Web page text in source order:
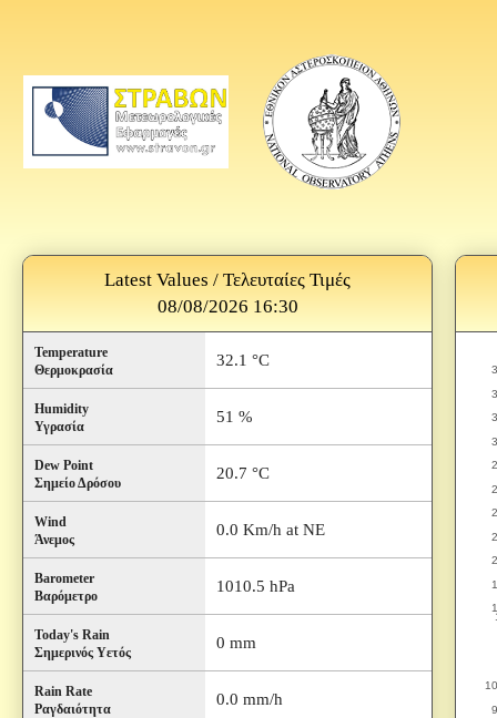
Latest Values / Τελευταίες Τιμές
08/08/2026 16:30
Temperature
Θερμοκρασία
32.1 °C
Humidity
Υγρασία
51 %
Dew Point
Σημείο Δρόσου
20.7 °C
Wind
Άνεμος
0.0 Km/h at NE
Barometer
Βαρόμετρο
1010.5 hPa
Today's Rain
Σημερινός Υετός
0 mm
Rain Rate
Ραγδαιότητα
0.0 mm/h